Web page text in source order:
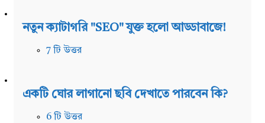
নতুন ক্যাটাগরি "SEO" যুক্ত হলো আড্ডাবাজে!
7 টি উত্তর
একটি ঘোর লাগানো ছবি দেখাতে পারবেন কি?
6 টি উত্তর